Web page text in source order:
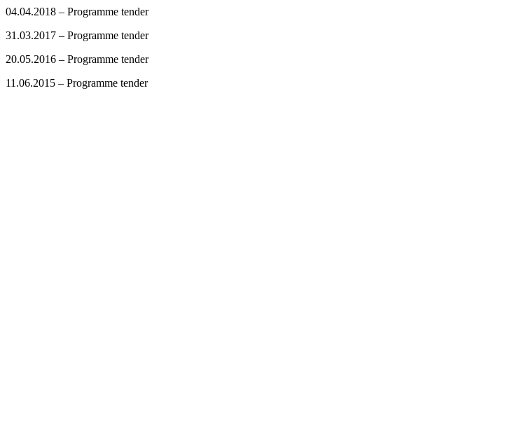
04.04.2018 – Programme tender
31.03.2017 – Programme tender
20.05.2016 – Programme tender
11.06.2015 – Programme tender